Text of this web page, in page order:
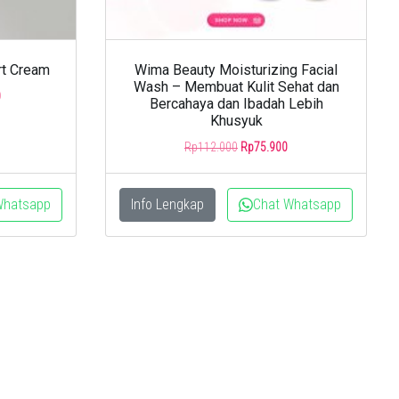
Cream
Current
Wima Beauty Moisturizing Facial
Wash – Membuat Kulit Sehat dan
Bercahaya dan Ibadah Lebih
Khusyuk
Rp112.000 Original
Rp112.000.
Rp75.900Current
Rp75.900.
Info Lengkap Chat Whatsapp